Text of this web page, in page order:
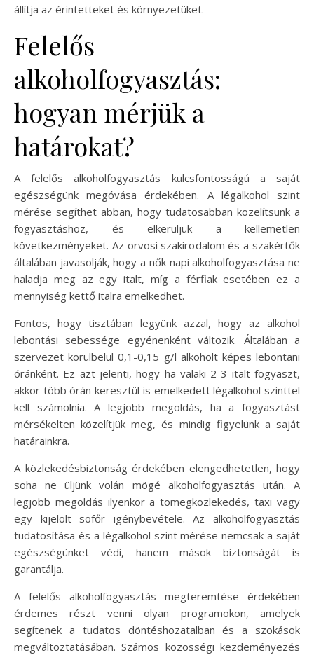
állítja az érintetteket és környezetüket.
Felelős
alkoholfogyasztás:
hogyan mérjük a
határokat?
A felelős alkoholfogyasztás kulcsfontosságú a saját
egészségünk megóvása érdekében. A légalkohol szint
mérése segíthet abban, hogy tudatosabban közelítsünk a
fogyasztáshoz, és elkerüljük a kellemetlen
következményeket. Az orvosi szakirodalom és a szakértők
általában javasolják, hogy a nők napi alkoholfogyasztása ne
haladja meg az egy italt, míg a férfiak esetében ez a
mennyiség kettő italra emelkedhet.
Fontos, hogy tisztában legyünk azzal, hogy az alkohol
lebontási sebessége egyénenként változik. Általában a
szervezet körülbelül 0,1-0,15 g/l alkoholt képes lebontani
óránként. Ez azt jelenti, hogy ha valaki 2-3 italt fogyaszt,
akkor több órán keresztül is emelkedett légalkohol szinttel
kell számolnia. A legjobb megoldás, ha a fogyasztást
mérsékelten közelítjük meg, és mindig figyelünk a saját
határainkra.
A közlekedésbiztonság érdekében elengedhetetlen, hogy
soha ne üljünk volán mögé alkoholfogyasztás után. A
legjobb megoldás ilyenkor a tömegközlekedés, taxi vagy
egy kijelölt sofőr igénybevétele. Az alkoholfogyasztás
tudatosítása és a légalkohol szint mérése nemcsak a saját
egészségünket védi, hanem mások biztonságát is
garantálja.
A felelős alkoholfogyasztás megteremtése érdekében
érdemes részt venni olyan programokon, amelyek
segítenek a tudatos döntéshozatalban és a szokások
megváltoztatásában. Számos közösségi kezdeményezés